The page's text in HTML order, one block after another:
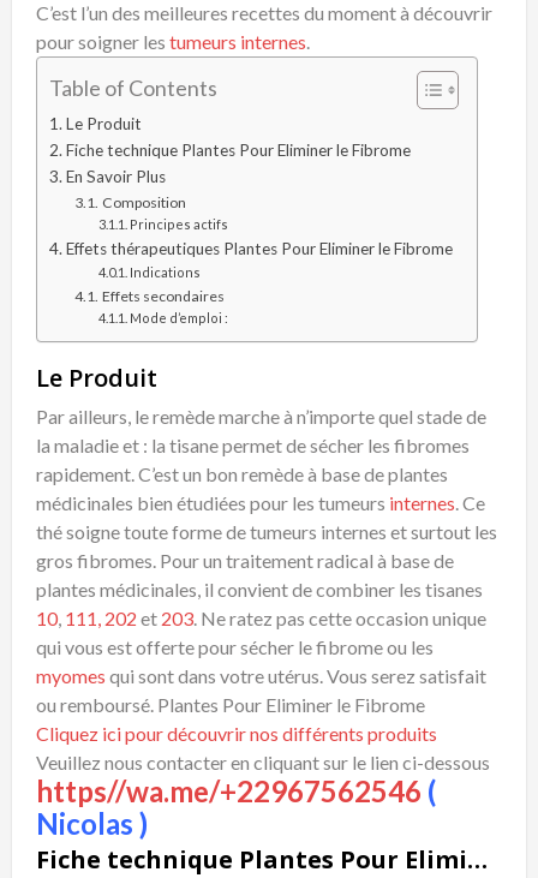
C’est l’un des meilleures recettes du moment à découvrir
pour soigner les tumeurs internes.
Table of Contents
Le Produit
Fiche technique Plantes Pour Eliminer le Fibrome
En Savoir Plus
Composition
Principes actifs
Effets thérapeutiques Plantes Pour Eliminer le Fibrome
Indications
Effets secondaires
Mode d’emploi :
Le Produit
Par ailleurs, le remède marche à n’importe quel stade de
la maladie et : la tisane permet de sécher les fibromes
rapidement. C’est un bon remède à base de plantes
médicinales bien étudiées pour les tumeurs internes. Ce
thé soigne toute forme de tumeurs internes et surtout les
gros fibromes. Pour un traitement radical à base de
plantes médicinales, il convient de combiner les tisanes
10, 111, 202 et 203. Ne ratez pas cette occasion unique
qui vous est offerte pour sécher le fibrome ou les
myomes qui sont dans votre utérus. Vous serez satisfait
ou remboursé. Plantes Pour Eliminer le Fibrome
Cliquez ici pour découvrir nos différents produits
Veuillez nous contacter en cliquant sur le lien ci-dessous
https//wa.me/+22967562546 (
Nicolas )
Fiche technique Plantes Pour Eliminer le Fibrome